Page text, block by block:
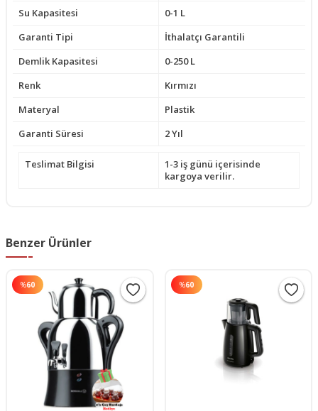
Su Kapasitesi
0-1 L
Garanti Tipi
İthalatçı Garantili
Demlik Kapasitesi
0-250 L
Renk
Kırmızı
Materyal
Plastik
Garanti Süresi
2 Yıl
Teslimat Bilgisi
1-3 iş günü içerisinde
kargoya verilir.
Benzer Ürünler
%60 %60